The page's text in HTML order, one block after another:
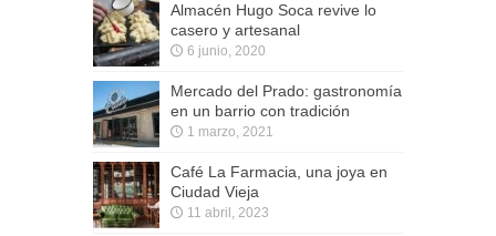
Almacén Hugo Soca revive lo
casero y artesanal
6 junio, 2020
Mercado del Prado: gastronomía
en un barrio con tradición
1 marzo, 2021
Café La Farmacia, una joya en
Ciudad Vieja
11 abril, 2023